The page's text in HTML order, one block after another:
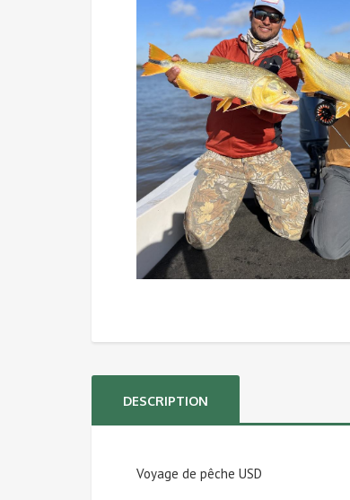
DESCRIPTION
Voyage de pêche USD